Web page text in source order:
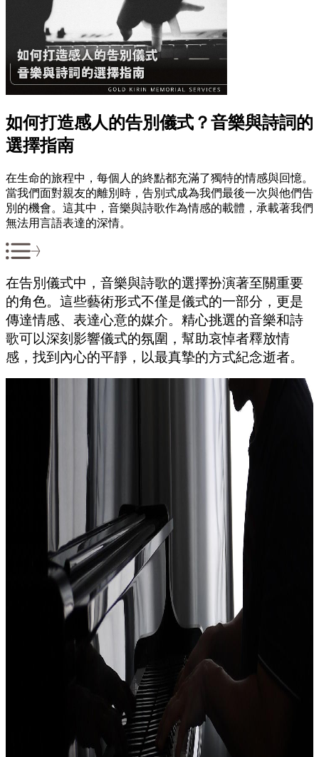
如何打造感人的告別儀式？音樂與詩詞的
選擇指南
在生命的旅程中，每個人的終點都充滿了獨特的情感與回憶。
當我們面對親友的離別時，告別式成為我們最後一次與他們告
別的機會。這其中，音樂與詩歌作為情感的載體，承載著我們
無法用言語表達的深情。
在告別儀式中，音樂與詩歌的選擇扮演著至關重要
的角色。這些藝術形式不僅是儀式的一部分，更是
傳達情感、表達心意的媒介。精心挑選的音樂和詩
歌可以深刻影響儀式的氛圍，幫助哀悼者釋放情
感，找到內心的平靜，以最真摯的方式紀念逝者。